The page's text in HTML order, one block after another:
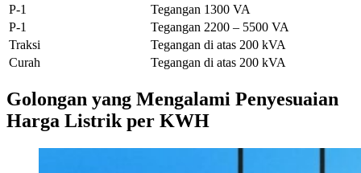
P-1
Tegangan 1300 VA
P-1
Tegangan 2200 – 5500 VA
Traksi
Tegangan di atas 200 kVA
Curah
Tegangan di atas 200 kVA
Golongan yang Mengalami Penyesuaian
Harga Listrik per KWH